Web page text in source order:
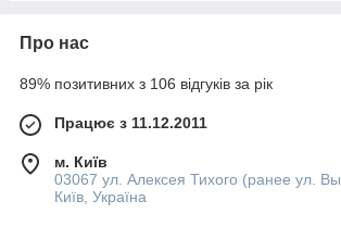
Про нас
89% позитивних з 106 відгуків за рік
Працює з 11.12.2011
м. Київ
03067 ул. Алексея Тихого (ранее ул.
Київ, Україна